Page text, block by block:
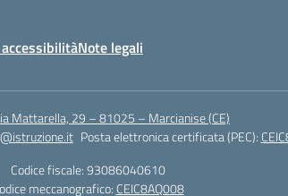
Note legali
Mattarella, 29 – 81025 – Marcianise (CE)
Posta elettronica certificata (PEC):
Codice fiscale: 93086040610
meccanografico: CEIC8AQ008